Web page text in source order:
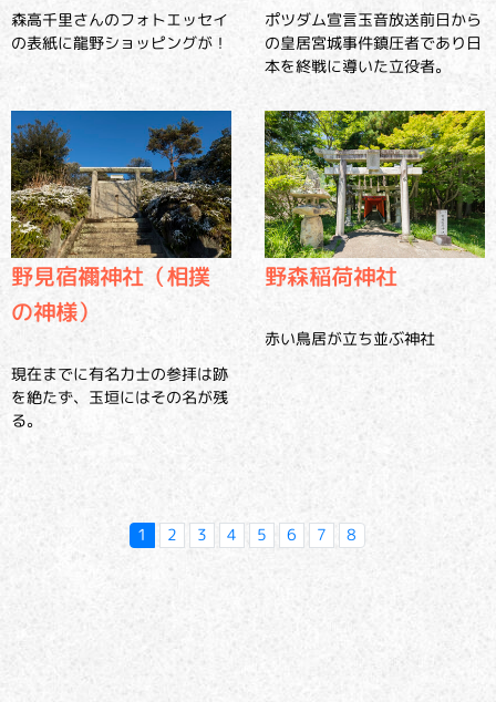
森高千里さんのフォトエッセイ
の表紙に龍野ショッピングが！
ポツダム宣言玉音放送前日から
の皇居宮城事件鎮圧者であり日
本を終戦に導いた立役者。
野見宿禰神社（相撲
の神様）
現在までに有名力士の参拝は跡
を絶たず、玉垣にはその名が残
る。
野森稲荷神社
赤い鳥居が立ち並ぶ神社
1 2 3 4 5 6 7 8